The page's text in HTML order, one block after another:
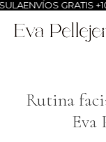
GRATIS +100€
Rutina
Eva